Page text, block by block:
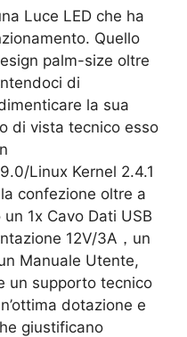
Luce LED che ha
Quello
palm-size oltre
di
la sua
di vista tecnico esso
Linux Kernel 2.4.1
confezione oltre a
1x Cavo Dati USB
12V/3A，un
Manuale Utente,
un supporto tecnico
dotazione e
giustificano